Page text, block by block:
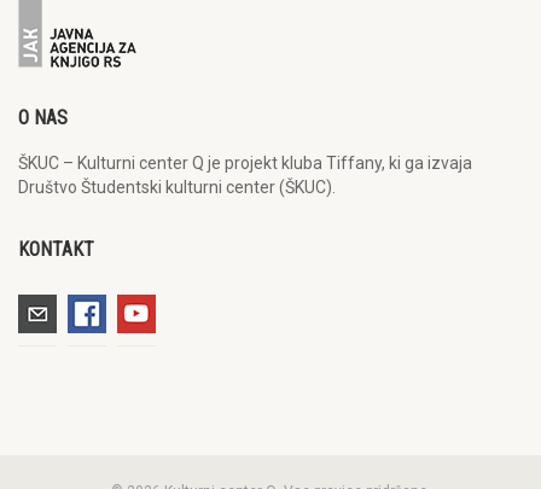
O NAS
ŠKUC – Kulturni center Q je projekt kluba Tiffany, ki ga izvaja
Društvo Študentski kulturni center (ŠKUC).
KONTAKT